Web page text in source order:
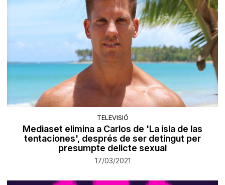
TELEVISIÓ
Mediaset elimina a Carlos de 'La isla de las
tentaciones', després de ser detingut per
presumpte delicte sexual
17/03/2021